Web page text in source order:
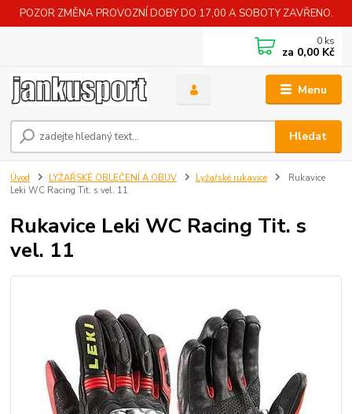
POZOR ZMĚNA PROVOZNÍ DOBY DO 17,00 A SOBOTY ZAVŘENO.
Menu
Hledat
0 ks
za 0,00 Kč
Úvod LYŽAŘSKÉ OBLEČENÍ A OBUV Lyžařské rukavice
Rukavice
Leki WC Racing Tit. s vel. 11
Rukavice Leki WC Racing Tit. s
vel. 11